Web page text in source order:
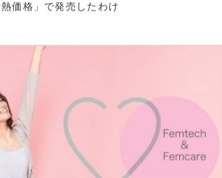
価格」で発売したわけ